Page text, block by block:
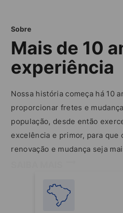
Sobre
Mais de 10
experiência
Nossa história começa há 10
proporcionar fretes e
população, desde então
excelência e primor, para que
renovação e mudança seja